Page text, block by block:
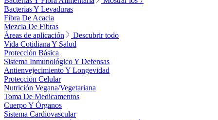
Bacterias Y Levaduras
Fibra De Acacia
Mezcla De Fibras
Áreas de aplicación
Descubrir todo
Vida Cotidiana Y Salud
Protección Básica
Sistema Inmunológico Y Defensas
Antienvejecimiento Y Longevidad
Protección Celular
Nutrición Vegana/Vegetariana
Toma De Medicamentos
Cuerpo Y Órganos
Sistema Cardiovascular